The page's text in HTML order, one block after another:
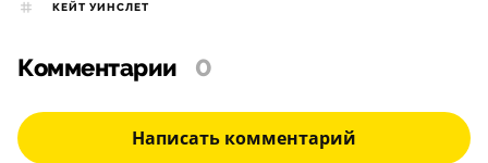
КЕЙТ УИНСЛЕТ
Комментарии 0
Написать комментарий